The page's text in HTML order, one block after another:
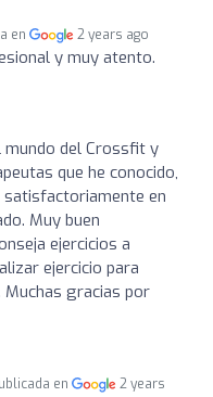
en 2 years ago
y muy atento.
mundo del Crossfit y
que he conocido,
en
Muy buen
ejercicios a
ejercicio para
gracias por
en
2 years